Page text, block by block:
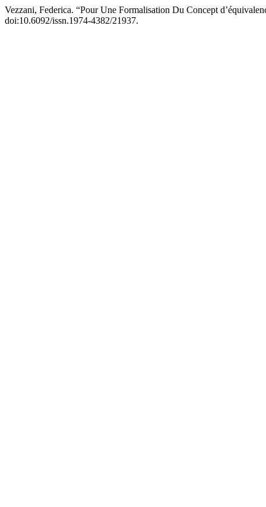
Vezzani, Federica. “Pour Une Formalisation Du Concept
doi:10.6092/issn.1974-4382/21937.